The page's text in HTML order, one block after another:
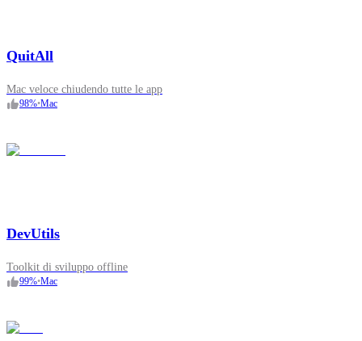
QuitAll
Mac veloce chiudendo tutte le app
98%•Mac
DevUtils
Toolkit di sviluppo offline
99%•Mac